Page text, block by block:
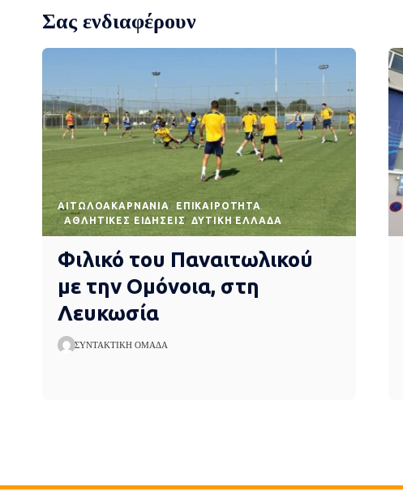
Σας ενδιαφέρουν
AΙΤΩΛΟΑΚΑΡΝΑΝΊΑ
EΠΙΚΑΙΡΌΤΗΤΑ
ΑΘΛΗΤΙΚΈΣ ΕΙΔΉΣΕΙΣ
ΔΥΤΙΚΉ ΕΛΛΆΔΑ
Φιλικό του Παναιτωλικού
με την Ομόνοια, στη
Λευκωσία
ΣΥΝΤΑΚΤΙΚΉ ΟΜΆΔΑ